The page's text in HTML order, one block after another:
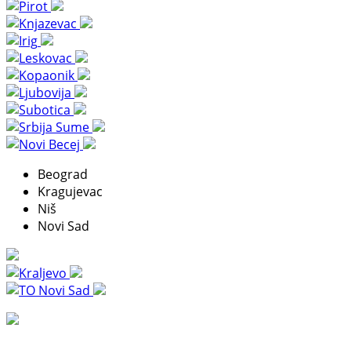
Beograd
Kragujevac
Niš
Novi Sad